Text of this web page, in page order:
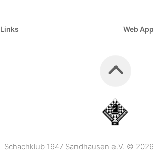
Links Web App
Schachklub 1947 Sandhausen e.V. ©